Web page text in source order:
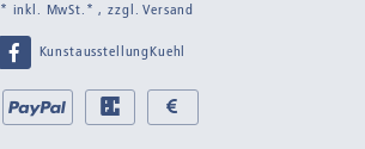
* inkl. MwSt.* , zzgl.Versand
KunstausstellungKuehl
Bei
uns
PayPal
bei
bei